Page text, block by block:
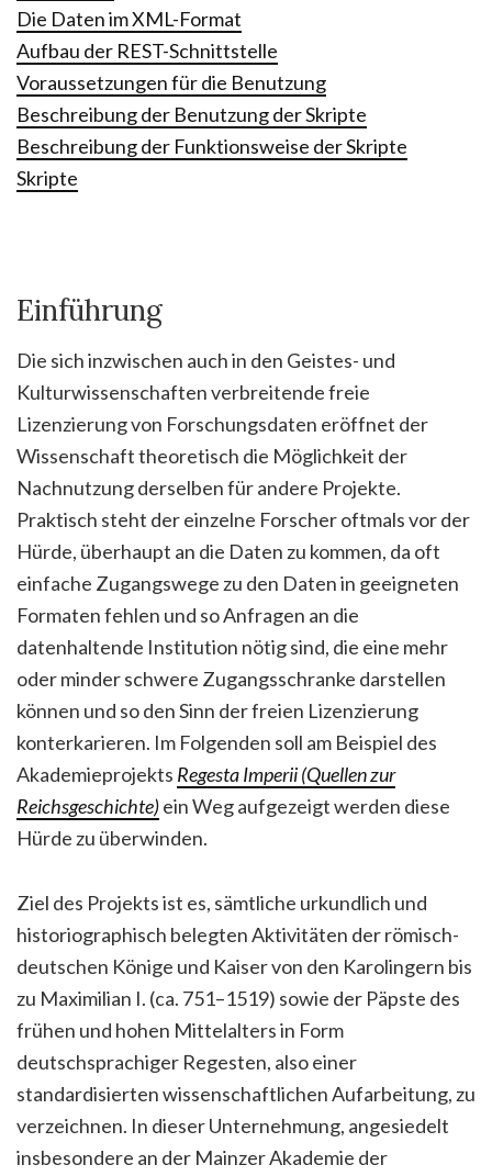
Die Daten im XML-Format
Aufbau der REST-Schnittstelle
Voraussetzungen für die Benutzung
Beschreibung der Benutzung der Skripte
Beschreibung der Funktionsweise der Skripte
Skripte
Einführung
Die sich inzwischen auch in den Geistes- und
Kulturwissenschaften verbreitende freie
Lizenzierung von Forschungsdaten eröffnet der
Wissenschaft theoretisch die Möglichkeit der
Nachnutzung derselben für andere Projekte.
Praktisch steht der einzelne Forscher oftmals vor der
Hürde, überhaupt an die Daten zu kommen, da oft
einfache Zugangswege zu den Daten in geeigneten
Formaten fehlen und so Anfragen an die
datenhaltende Institution nötig sind, die eine mehr
oder minder schwere Zugangsschranke darstellen
können und so den Sinn der freien Lizenzierung
konterkarieren. Im Folgenden soll am Beispiel des
Akademieprojekts Regesta Imperii (Quellen zur
Reichsgeschichte)ein Weg aufgezeigt werden diese
Hürde zu überwinden.
Ziel des Projekts ist es, sämtliche urkundlich und
historiographisch belegten Aktivitäten der römisch-
deutschen Könige und Kaiser von den Karolingern bis
zu Maximilian I. (ca. 751–1519) sowie der Päpste des
frühen und hohen Mittelalters in Form
deutschsprachiger Regesten, also einer
standardisierten wissenschaftlichen Aufarbeitung, zu
verzeichnen. In dieser Unternehmung, angesiedelt
insbesondere an der Mainzer Akademie der